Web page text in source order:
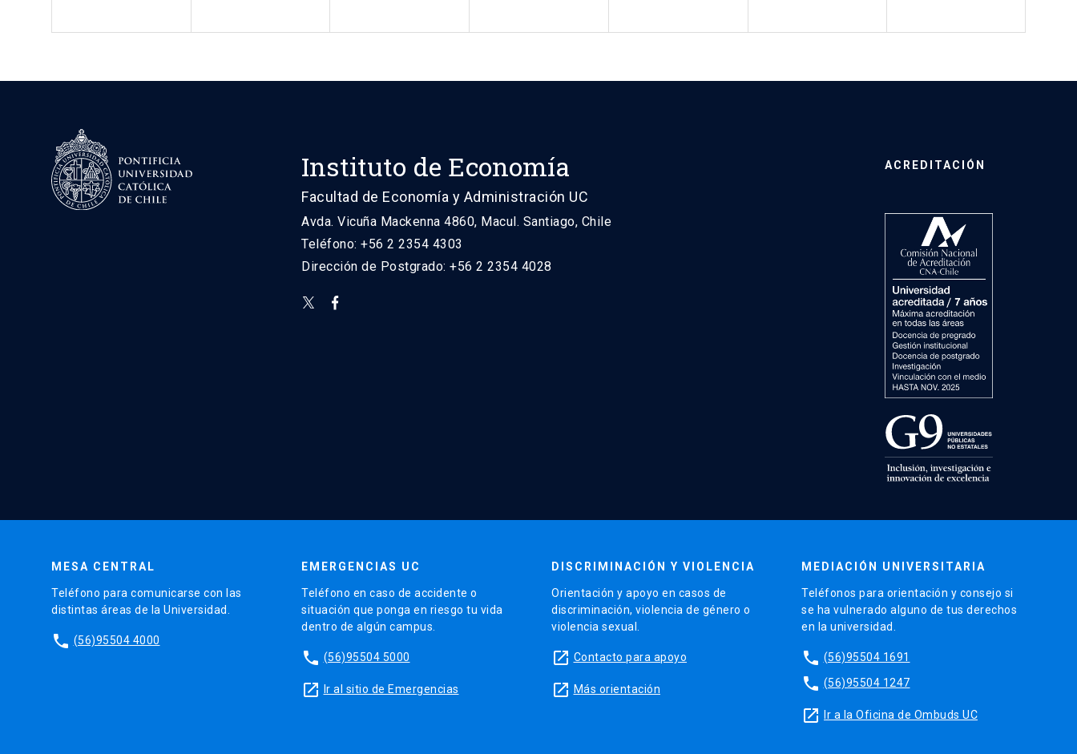
Instituto de Economía
Facultad de Economía y Administración UC
Avda. Vicuña Mackenna 4860, Macul. Santiago, Chile
Teléfono: +56 2 2354 4303
Dirección de Postgrado: +56 2 2354 4028
ACREDITACIÓN
MESA CENTRAL
Teléfono para comunicarse con las
distintas áreas de la Universidad.
phone (56)95504 4000
EMERGENCIAS UC
Teléfono en caso de accidente o
situación que ponga en riesgo tu vida
dentro de algún campus.
phone (56)95504 5000
launch Ir al sitio de Emergencias
DISCRIMINACIÓN Y VIOLENCIA
Orientación y apoyo en casos de
discriminación, violencia de género o
violencia sexual.
launch Contacto para apoyo
launch Más orientación
MEDIACIÓN UNIVERSITARIA
Teléfonos para orientación y consejo si
se ha vulnerado alguno de tus derechos
en la universidad.
phone (56)95504 1691
phone (56)95504 1247
launch Ir a la Oficina de Ombuds UC